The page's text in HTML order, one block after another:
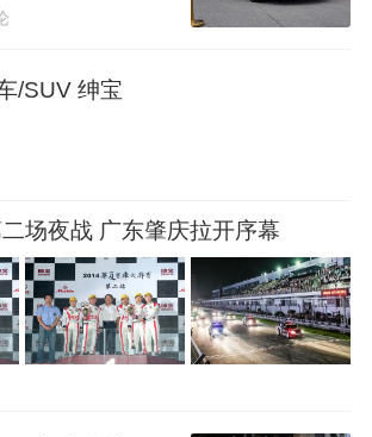
/SUV 绅宝
场夜战 广东肇庆拉开序幕